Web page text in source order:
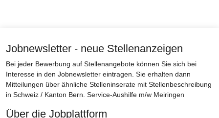
Jobnewsletter - neue Stellenanzeigen
Bei jeder Bewerbung auf Stellenangebote können Sie sich bei
Interesse in den Jobnewsletter eintragen. Sie erhalten dann
Mitteilungen über ähnliche Stelleninserate mit Stellenbeschreibung
in Schweiz / Kanton Bern. Service-Aushilfe m/w Meiringen
Über die Jobplattform